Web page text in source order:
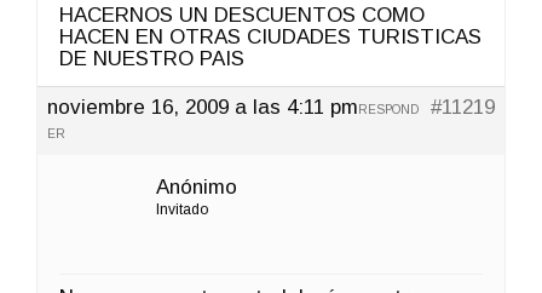
HACERNOS UN DESCUENTOS COMO
HACEN EN OTRAS CIUDADES TURISTICAS
DE NUESTRO PAIS
noviembre 16, 2009 a las 4:11 pm #11219
RESPOND
ER
Anónimo
Invitado